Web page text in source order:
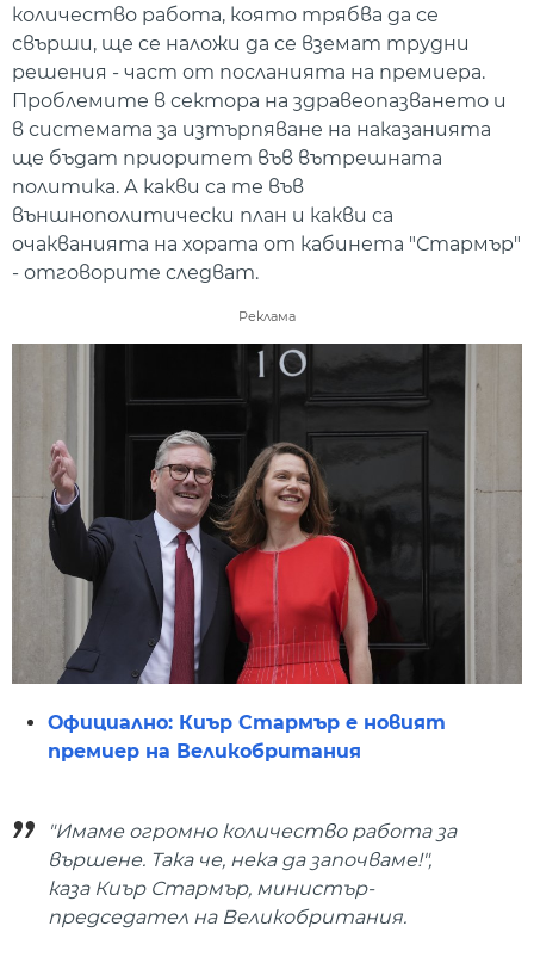
количество работа, която трябва да се
свърши, ще се наложи да се вземат трудни
решения - част от посланията на премиера.
Проблемите в сектора на здравеопазването и
в системата за изтърпяване на наказанията
ще бъдат приоритет във вътрешната
политика. А какви са те във
външнополитически план и какви са
очакванията на хората от кабинета "Стармър"
- отговорите следват.
Реклама
Официално: Киър Стармър е новият
премиер на Великобритания
"Имаме огромно количество работа за
вършене. Така че, нека да започваме!",
каза Киър Стармър, министър-
председател на Великобритания.